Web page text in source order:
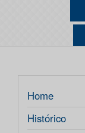
Home
Histórico